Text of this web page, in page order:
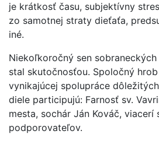
je krátkosť času, subjektívny
zo samotnej straty dieťaťa,
iné.
Niekoľkoročný sen
stal skutočnosťou. Spoločný
vynikajúcej spolupráce
diele participujú: Farnosť sv.
mesta, sochár Ján Kováč,
podporovateľov.